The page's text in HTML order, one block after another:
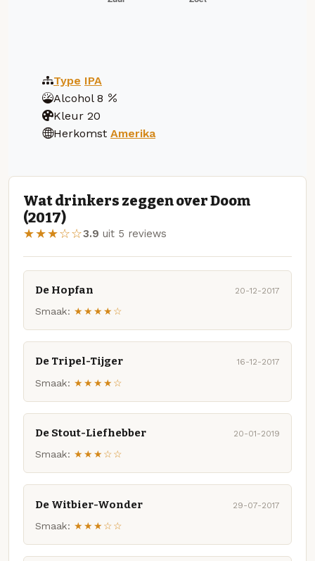
Type IPA
Alcohol 8
Kleur 20
Herkomst Amerika
Wat drinkers zeggen over Doom
(2017)
★★★☆☆3.9 uit 5 reviews
De Hopfan 20-12-2017
Smaak: ★★★★☆
De Tripel-Tijger 16-12-2017
Smaak: ★★★★☆
De Stout-Liefhebber 20-01-2019
Smaak: ★★★☆☆
De Witbier-Wonder 29-07-2017
Smaak: ★★★☆☆